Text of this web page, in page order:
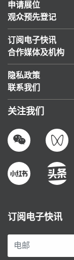
申请展位
观众预先登记
订阅电子快讯
合作媒体及机构
隐私政策
联系我们
关注我们
订阅电子快讯